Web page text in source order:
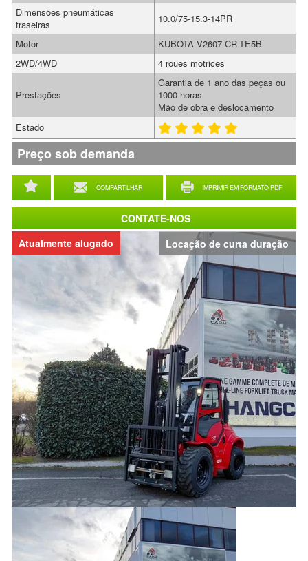
Locação de curta duração
Atualmente alugado
COMPARTILHAR IMPRIMIR EM FORMATO PDF
Dimensões pneumáticas
traseiras
10.0/75-15.3-14PR
Motor
KUBOTA V2607-CR-TE5B
2WD/4WD
4 roues motrices
Prestações
Garantia de 1 ano das peças ou
1000 horas
Mão de obra e deslocamento
Estado
Preço sob demanda
CONTATE-NOS